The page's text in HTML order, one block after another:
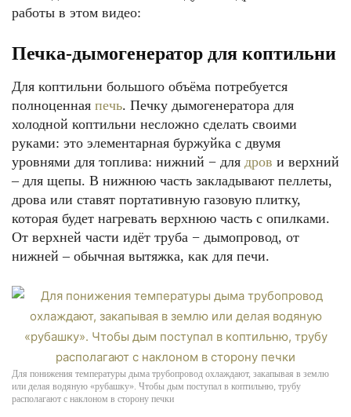
работы в этом видео:
Печка-дымогенератор для коптильни
Для коптильни большого объёма потребуется
полноценная печь. Печку дымогенератора для
холодной коптильни несложно сделать своими
руками: это элементарная буржуйка с двумя
уровнями для топлива: нижний − для дров и верхний
– для щепы. В нижнюю часть закладывают пеллеты,
дрова или ставят портативную газовую плитку,
которая будет нагревать верхнюю часть с опилками.
От верхней части идёт труба − дымопровод, от
нижней – обычная вытяжка, как для печи.
Для понижения температуры дыма трубопровод охлаждают, закапывая в землю
или делая водяную «рубашку». Чтобы дым поступал в коптильню, трубу
располагают с наклоном в сторону печки